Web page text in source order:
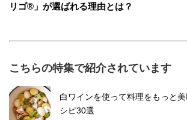
リゴ®」が選ばれる理由とは？
こちらの特集で紹介されています
白ワインを使って料理をもっと
シピ30選